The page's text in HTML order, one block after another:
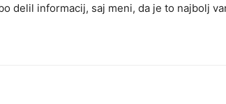
delil informacij, saj meni, da je to najbolj